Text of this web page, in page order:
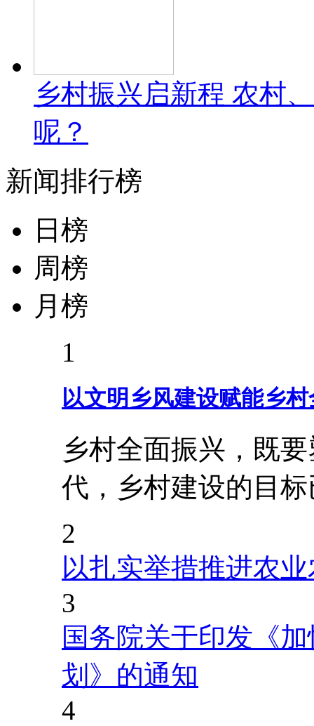
乡村振兴启新程 农村
呢？
新闻排行榜
日榜
周榜
月榜
1
以文明乡风建设赋能乡
乡村全面振兴，既
代，乡村建设的目
2
以扎实举措推进农
3
国务院关于印发《
划》的通知
4